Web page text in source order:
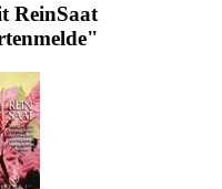
ReinSaat